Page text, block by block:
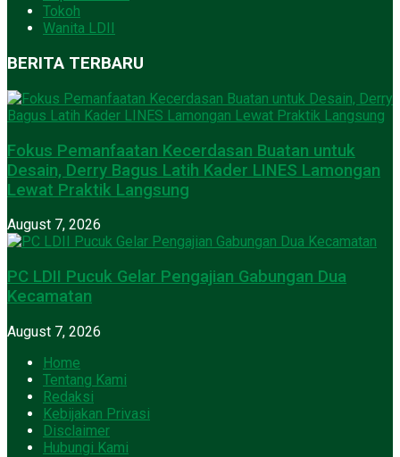
Tokoh
Wanita LDII
BERITA TERBARU
Fokus Pemanfaatan Kecerdasan Buatan untuk
Desain, Derry Bagus Latih Kader LINES Lamongan
Lewat Praktik Langsung
August 7, 2026
PC LDII Pucuk Gelar Pengajian Gabungan Dua
Kecamatan
August 7, 2026
Home
Tentang Kami
Redaksi
Kebijakan Privasi
Disclaimer
Hubungi Kami